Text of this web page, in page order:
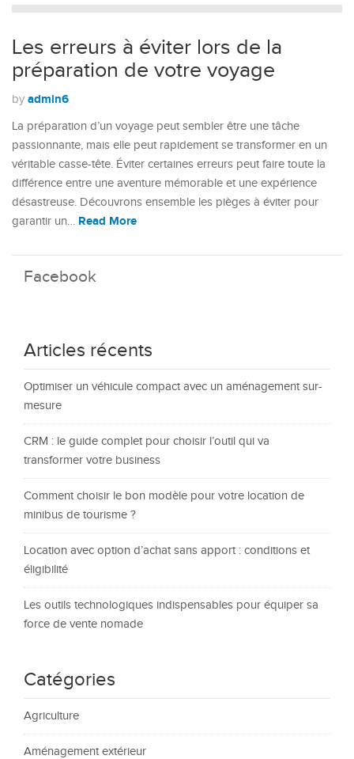
Les erreurs à éviter lors de la
préparation de votre voyage
by admin6
La préparation d’un voyage peut sembler être une tâche
passionnante, mais elle peut rapidement se transformer en un
véritable casse-tête. Éviter certaines erreurs peut faire toute la
différence entre une aventure mémorable et une expérience
désastreuse. Découvrons ensemble les pièges à éviter pour
garantir un… Read More
Facebook
Articles récents
Optimiser un véhicule compact avec un aménagement sur-
mesure
CRM : le guide complet pour choisir l’outil qui va
transformer votre business
Comment choisir le bon modèle pour votre location de
minibus de tourisme ?
Location avec option d’achat sans apport : conditions et
éligibilité
Les outils technologiques indispensables pour équiper sa
force de vente nomade
Catégories
Agriculture
Aménagement extérieur